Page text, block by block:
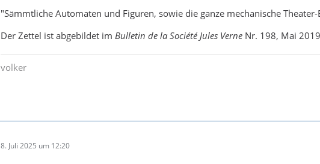
"Sämmtliche Automaten und Figuren, sowie die ganze mechanische
Der Zettel ist abgebildet im Bulletin de la Société Jules Verne Nr. 198, Mai
volker
8. Juli 2025 um 12:20